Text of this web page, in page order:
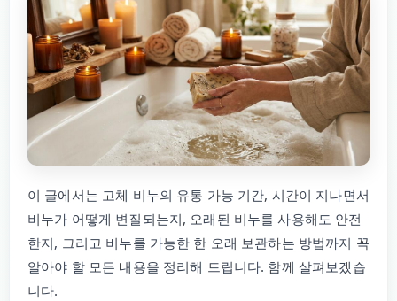
이 글에서는 고체 비누의 유통 가능 기간, 시간이 지나면서
비누가 어떻게 변질되는지, 오래된 비누를 사용해도 안전
한지, 그리고 비누를 가능한 한 오래 보관하는 방법까지 꼭
알아야 할 모든 내용을 정리해 드립니다. 함께 살펴보겠습
니다.